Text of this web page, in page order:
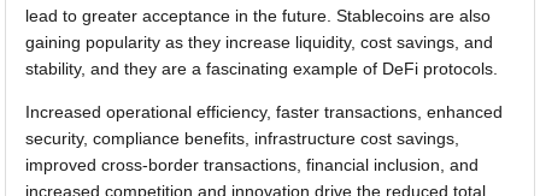
lead to greater acceptance in the future. Stablecoins are also
gaining popularity as they increase liquidity, cost savings, and
stability, and they are a fascinating example of DeFi protocols.
Increased operational efficiency, faster transactions, enhanced
security, compliance benefits, infrastructure cost savings,
improved cross-border transactions, financial inclusion, and
increased competition and innovation drive the reduced total